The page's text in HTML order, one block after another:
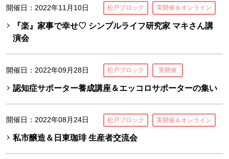
開催日：2022年11月10日 松戸ブロック 実開催＆オンライン
『楽』家事で幸せ♡ シンプルライフ研究家 マキさん講
演会
開催日：2022年09月28日 松戸ブロック 実開催
認知症サポーター養成講座＆エッコロサポーターの集い
開催日：2022年08月24日 松戸ブロック 実開催＆オンライン
私市醸造＆日東珈琲 生産者交流会